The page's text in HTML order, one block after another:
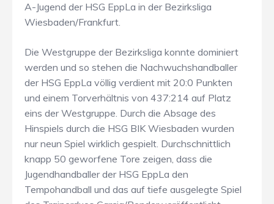
A-Jugend der HSG EppLa in der Bezirksliga
Wiesbaden/Frankfurt.
Die Westgruppe der Bezirksliga konnte dominiert
werden und so stehen die Nachwuchshandballer
der HSG EppLa völlig verdient mit 20:0 Punkten
und einem Torverhältnis von 437:214 auf Platz
eins der Westgruppe. Durch die Absage des
Hinspiels durch die HSG BIK Wiesbaden wurden
nur neun Spiel wirklich gespielt. Durchschnittlich
knapp 50 geworfene Tore zeigen, dass die
Jugendhandballer der HSG EppLa den
Tempohandball und das auf tiefe ausgelegte Spiel